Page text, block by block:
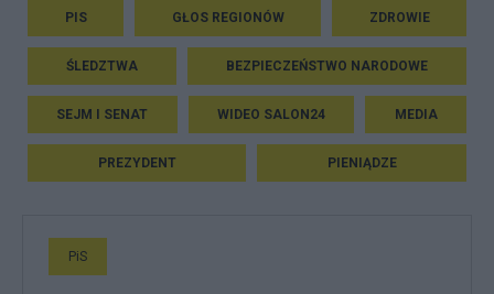
PIS GŁOS REGIONÓW ZDROWIE
ŚLEDZTWA BEZPIECZEŃSTWO NARODOWE
SEJM I SENAT WIDEO SALON24 MEDIA
PREZYDENT PIENIĄDZE
PiS